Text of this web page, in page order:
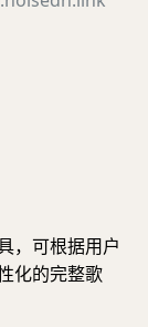
，可根据用户
化的完整歌